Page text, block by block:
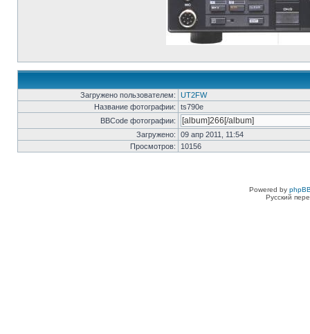
Загружено пользователем:
UT2FW
Название фотографии:
ts790e
BBCode фотографии:
Загружено:
09 апр 2011, 11:54
Просмотров:
10156
Powered by
Русский